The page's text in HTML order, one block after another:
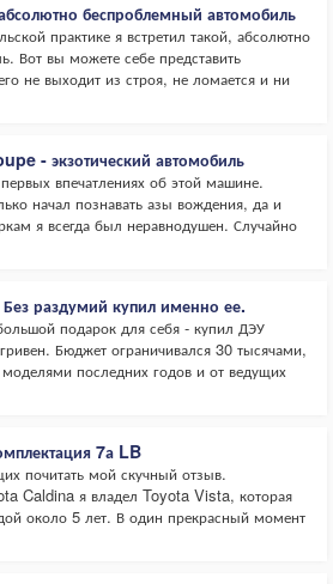
беспроблемный автомобиль
практике я встретил такой, абсолютно
Вот вы можете себе представить
не выходит из строя, не ломается и ни
- экзотический автомобиль
впечатлениях об этой машине.
начал познавать азы вождения, да и
я всегда был неравнодушен. Случайно
раздумий купил именно ее.
подарок для себя - купил ДЭУ
Бюджет ограничивался 30 тысячами,
последних годов и от ведущих
7а LB
почитать мой скучный отзыв.
Caldina я владел Toyota Vista, которая
около 5 лет. В один прекрасный момент